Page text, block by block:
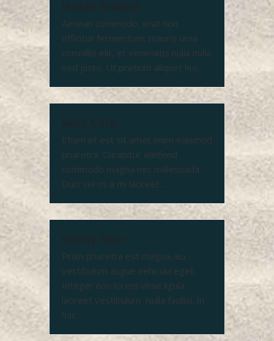
Aenean commodo, erat non
efficitur fermentum, mauris urna
convallis elit, et venenatis nulla nulla
sed justo. Ut pretium aliquet leo…
Etiam et est sit amet enim euismod
pharetra. Curabitur eleifend
commodo magna nec malesuada.
Duis vel mi a mi laoreet…
Proin pharetra est magna, eu
vestibulum augue vehicula eget.
Integer non lorem vitae ligula
laoreet vestibulum. Nulla facilisi. In
hac…